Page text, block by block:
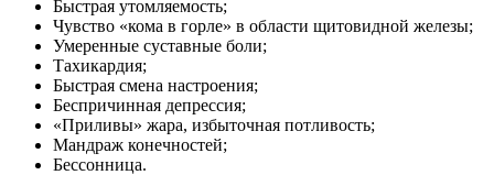
Быстрая утомляемость;
Чувство «кома в горле» в области щитовидной железы;
Умеренные суставные боли;
Тахикардия;
Быстрая смена настроения;
Беспричинная депрессия;
«Приливы» жара, избыточная потливость;
Мандраж конечностей;
Бессонница.